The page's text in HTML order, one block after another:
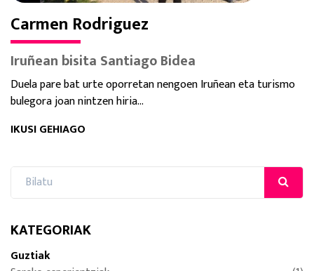
Carmen Rodriguez
Iruñean bisita Santiago Bidea
Duela pare bat urte oporretan nengoen Iruñean eta turismo
bulegora joan nintzen hiria...
IKUSI GEHIAGO
KATEGORIAK
Guztiak